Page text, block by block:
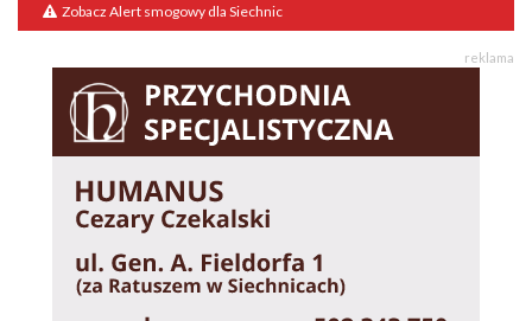
Zobacz Alert smogowy dla Siechnic
reklama